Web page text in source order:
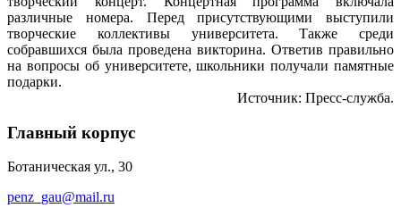
различные номера. Перед присутствующими выступили
творческие коллективы университета. Также среди
собравшихся была проведена викторина. Ответив правильно
на вопросы об университете, школьники получали памятные
подарки.
Источник: Пресс-служба.
Главный корпус
Ботаническая ул., 30
penz_gau@mail.ru